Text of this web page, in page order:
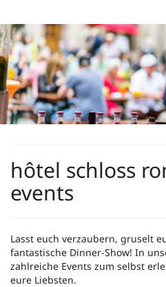
Haupt-
Inhalt
springen
smartig
-
die
Gastgeber
hôtel schloss
events
Lasst euch verzaubern, gruselt
fantastische Dinner-Show! In
zahlreiche Events zum selbst
eure Liebsten.